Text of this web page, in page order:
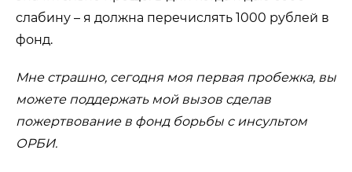
слабину – я должна перечислять 1000 рублей в
фонд.
Мне страшно, сегодня моя первая пробежка, вы
можете поддержать мой вызов сделав
пожертвование в фонд борьбы с инсультом
ОРБИ.